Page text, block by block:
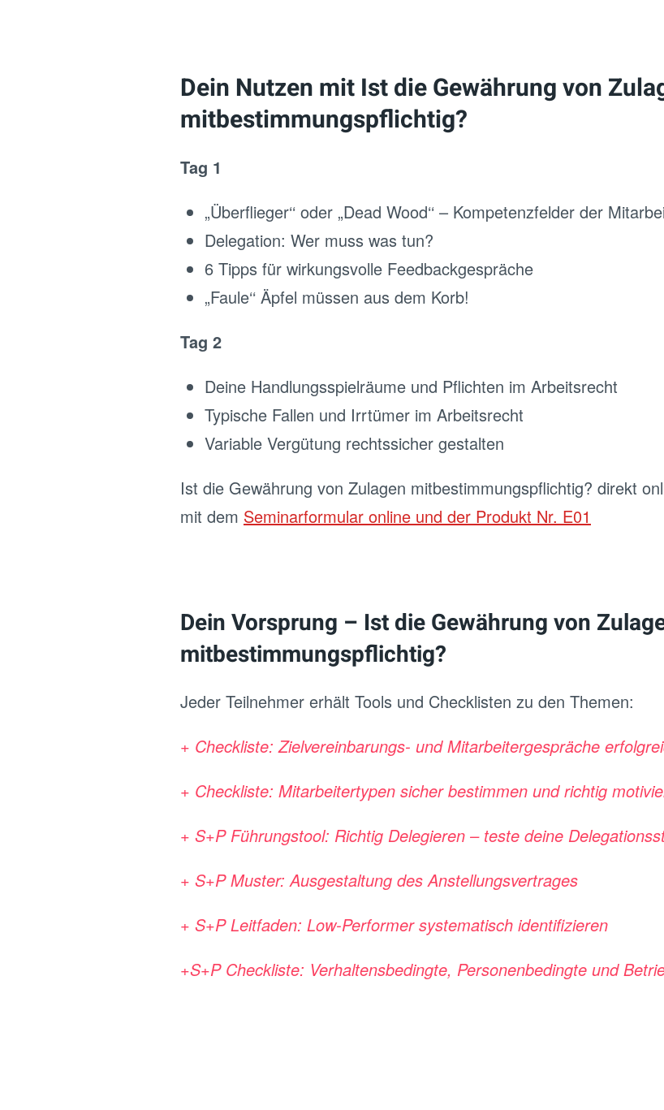
Dein Nutzen mit Ist die Gewährung von
mitbestimmungspflichtig?
Tag 1
„Überflieger‘‘ oder „Dead Wood‘‘ – Kompetenzfelder der
Delegation: Wer muss was tun?
6 Tipps für wirkungsvolle Feedbackgespräche
„Faule‘‘ Äpfel müssen aus dem Korb!
Tag 2
Deine Handlungsspielräume und Pflichten im Arbeitsrecht
Typische Fallen und Irrtümer im Arbeitsrecht
Variable Vergütung rechtssicher gestalten
Ist die Gewährung von Zulagen mitbestimmungspflichtig? direkt
mit dem Seminarformular online und der Produkt Nr. E01
Dein Vorsprung – Ist die Gewährung von
mitbestimmungspflichtig?
Jeder Teilnehmer erhält Tools und Checklisten zu den Themen:
+ Checkliste: Zielvereinbarungs- und Mitarbeitergespräche
+ Checkliste: Mitarbeitertypen sicher bestimmen und richtig
+ S+P Führungstool: Richtig Delegieren – teste deine
+ S+P Muster: Ausgestaltung des Anstellungsvertrages
+ S+P Leitfaden: Low-Performer systematisch identifizieren
+S+P Checkliste: Verhaltensbedingte, Personenbedingte und